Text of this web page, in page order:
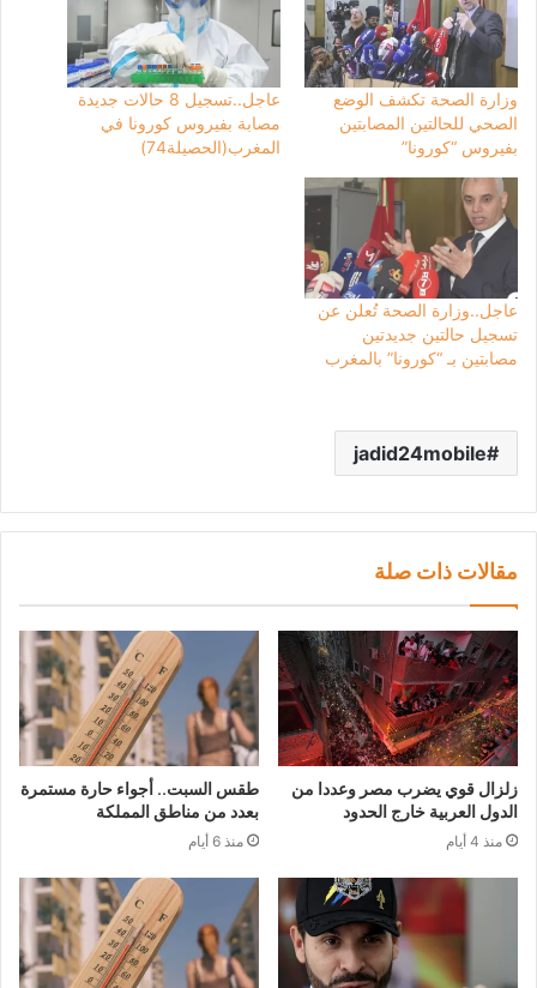
وزارة الصحة تكشف الوضع
الصحي للحالتين المصابتين
بفيروس “كورونا”
عاجل..تسجيل 8 حالات جديدة
مصابة بفيروس كورونا في
المغرب(الحصيلة74)
عاجل..وزارة الصحة تُعلن عن
تسجيل حالتين جديدتين
مصابتين بـ “كورونا” بالمغرب
jadid24mobile
مقالات ذات صلة
زلزال قوي يضرب مصر وعددا من
الدول العربية خارج الحدود
منذ 4 أيام
طقس السبت.. أجواء حارة مستمرة
بعدد من مناطق المملكة
منذ 6 أيام